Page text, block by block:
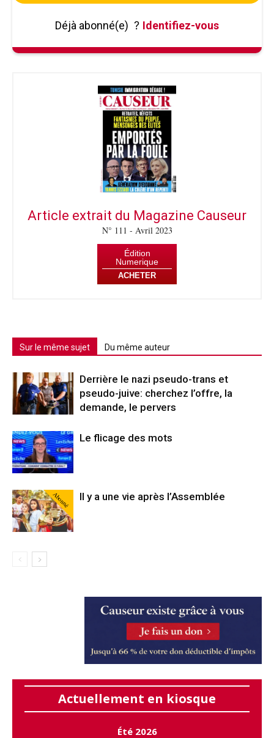
Déjà abonné(e) ? Identifiez-vous
Article extrait du Magazine Causeur
N° 111 - Avril 2023
Édition
Numerique
ACHETER
Sur le même sujet Du même auteur
Derrière le nazi pseudo-trans et
pseudo-juive: cherchez l’offre, la
demande, le pervers
Le flicage des mots
Abonné Il y a une vie après l’Assemblée
Actuellement en kiosque
Été 2026